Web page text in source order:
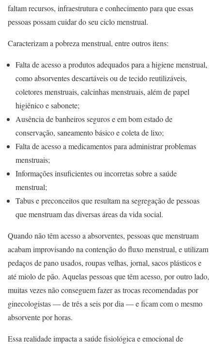
faltam recursos, infraestrutura e conhecimento para que essas
pessoas possam cuidar do seu ciclo menstrual.
Caracterizam a pobreza menstrual, entre outros itens:
Falta de acesso a produtos adequados para a higiene menstrual,
como absorventes descartáveis ou de tecido reutilizáveis,
coletores menstruais, calcinhas menstruais, além de papel
higiênico e sabonete;
Ausência de banheiros seguros e em bom estado de
conservação, saneamento básico e coleta de lixo;
Falta de acesso a medicamentos para administrar problemas
menstruais;
Informações insuficientes ou incorretas sobre a saúde
menstrual;
Tabus e preconceitos que resultam na segregação de pessoas
que menstruam das diversas áreas da vida social.
Quando não têm acesso a absorventes, pessoas que menstruam
acabam improvisando na contenção do fluxo menstrual, e utilizam
pedaços de pano usados, roupas velhas, jornal, sacos plásticos e
até miolo de pão. Aquelas pessoas que têm acesso, por outro lado,
muitas vezes não conseguem fazer as trocas recomendadas por
ginecologistas — de três a seis por dia — e ficam com o mesmo
absorvente por horas.
Essa realidade impacta a saúde fisiológica e emocional de